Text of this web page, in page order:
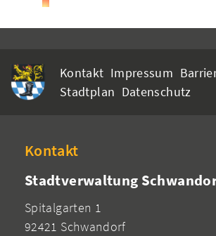
Kontakt Impressum
Stadtplan Datenschutz
Kontakt
Stadtverwaltung
Spitalgarten 1
92421 Schwandorf